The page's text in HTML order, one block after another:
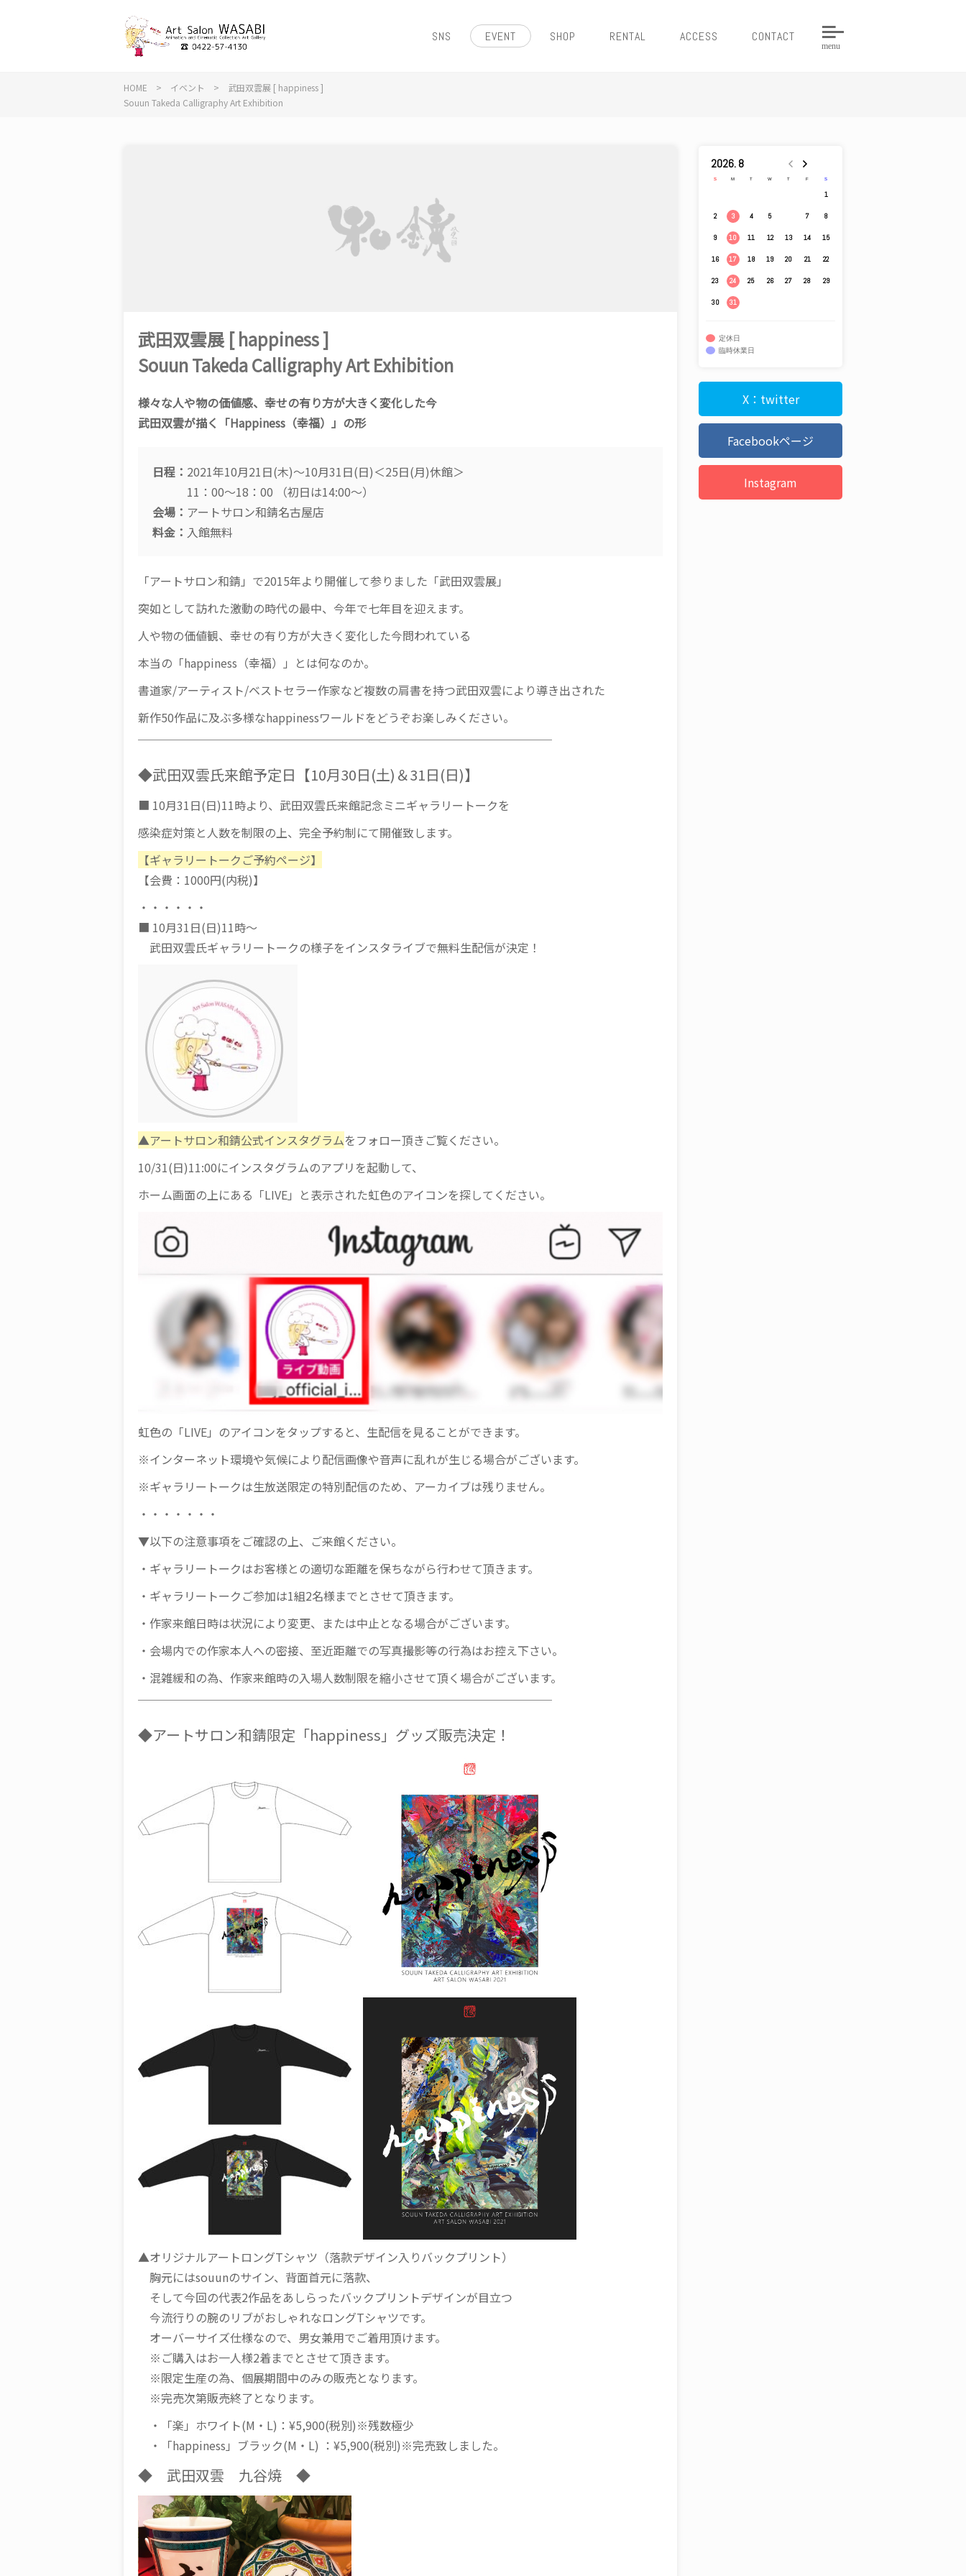
SNS EVENT SHOP RENTAL ACCESS CONTACT
menu
HOME > イベント > 武田双雲展 [ happiness ]
Souun Takeda Calligraphy Art Exhibition
武田双雲展 [ happiness ]
Souun Takeda Calligraphy Art Exhibition
様々な人や物の価値感、幸せの有り方が大きく変化した今
武田双雲が描く「Happiness（幸福）」の形
日程： 2021年10月21日(木)～10月31日(日)＜25日(月)休館＞
11：00～18：00 （初日は14:00～）
会場： アートサロン和錆名古屋店
料金： 入館無料
「アートサロン和錆」で2015年より開催して参りました「武田双雲展」
突如として訪れた激動の時代の最中、今年で七年目を迎えます。
人や物の価値観、幸せの有り方が大きく変化した今問われている
本当の「happiness（幸福）」とは何なのか。
書道家/アーティスト/ベストセラー作家など複数の肩書を持つ武田双雲により導き出された
新作50作品に及ぶ多様なhappinessワールドをどうぞお楽しみください。
￣￣￣￣￣￣￣￣￣￣￣￣￣￣￣￣￣￣￣￣￣￣￣￣￣￣￣￣￣￣￣￣￣￣￣￣
◆武田双雲氏来館予定日【10月30日(土)＆31日(日)】
■ 10月31日(日)11時より、武田双雲氏来館記念ミニギャラリートークを
感染症対策と人数を制限の上、完全予約制にて開催致します。
【ギャラリートークご予約ページ】
【会費：1000円(内税)】
・・・・・・
■ 10月31日(日)11時〜
武田双雲氏ギャラリートークの様子をインスタライブで無料生配信が決定！
▲アートサロン和錆公式インスタグラムをフォロー頂きご覧ください。
10/31(日)11:00にインスタグラムのアプリを起動して、
ホーム画面の上にある「LIVE」と表示された虹色のアイコンを探してください。
虹色の「LIVE」のアイコンをタップすると、生配信を見ることができます。
※インターネット環境や気候により配信画像や音声に乱れが生じる場合がございます。
※ギャラリートークは生放送限定の特別配信のため、アーカイブは残りません。
・・・・・・・
▼以下の注意事項をご確認の上、ご来館ください。
・ギャラリートークはお客様との適切な距離を保ちながら行わせて頂きます。
・ギャラリートークご参加は1組2名様までとさせて頂きます。
・作家来館日時は状況により変更、または中止となる場合がございます。
・会場内での作家本人への密接、至近距離での写真撮影等の行為はお控え下さい。
・混雑緩和の為、作家来館時の入場人数制限を縮小させて頂く場合がございます。
￣￣￣￣￣￣￣￣￣￣￣￣￣￣￣￣￣￣￣￣￣￣￣￣￣￣￣￣￣￣￣￣￣￣￣￣
◆アートサロン和錆限定「happiness」グッズ販売決定！
▲オリジナルアートロングTシャツ（落款デザイン入りバックプリント）
胸元にはsouunのサイン、背面首元に落款、
そして今回の代表2作品をあしらったバックプリントデザインが目立つ
今流行りの腕のリブがおしゃれなロングTシャツです。
オーバーサイズ仕様なので、男女兼用でご着用頂けます。
※ご購入はお一人様2着までとさせて頂きます。
※限定生産の為、個展期間中のみの販売となります。
※完売次第販売終了となります。
・「楽」ホワイト(M・L)：¥5,900(税別)※残数極少
・「happiness」ブラック(M・L) ：¥5,900(税別)※完売致しました。
◆ 武田双雲 九谷焼 ◆
2026. 8
S M T W T F S
1
2 3 4 5 7 8
9 10 11 12 13 14 15
16 17 18 19 20 21 22
23 24 25 26 27 28 29
30 31
定休日
臨時休業日
X：twitter
Facebookページ
Instagram